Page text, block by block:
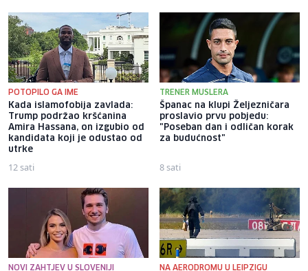
POTOPILO GA IME
Kada islamofobija zavlada:
Trump podržao kršćanina
Amira Hassana, on izgubio od
kandidata koji je odustao od
utrke
12 sati
TRENER MUSLERA
Španac na klupi Željezničara
proslavio prvu pobjedu:
"Poseban dan i odličan korak
za budućnost"
8 sati
NOVI ZAHTJEV U SLOVENIJI NA AERODROMU U LEIPZIGU